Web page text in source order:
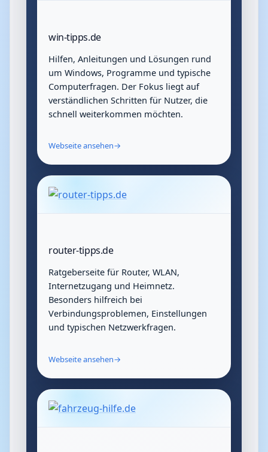
win-tipps.de
Hilfen, Anleitungen und Lösungen rund
um Windows, Programme und typische
Computerfragen. Der Fokus liegt auf
verständlichen Schritten für Nutzer, die
schnell weiterkommen möchten.
Webseite ansehen→
router-tipps.de
Ratgeberseite für Router, WLAN,
Internetzugang und Heimnetz.
Besonders hilfreich bei
Verbindungsproblemen, Einstellungen
und typischen Netzwerkfragen.
Webseite ansehen→